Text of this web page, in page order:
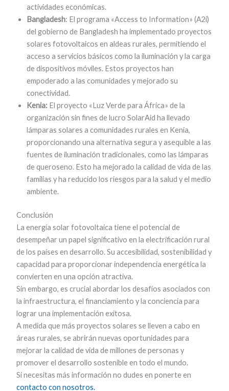
actividades económicas.
Bangladesh: El programa «Access to Information» (A2i)
del gobierno de Bangladesh ha implementado proyectos
solares fotovoltaicos en aldeas rurales, permitiendo el
acceso a servicios básicos como la iluminación y la carga
de dispositivos móviles. Estos proyectos han
empoderado a las comunidades y mejorado su
conectividad.
Kenia: El proyecto «Luz Verde para África» de la
organización sin fines de lucro SolarAid ha llevado
lámparas solares a comunidades rurales en Kenia,
proporcionando una alternativa segura y asequible a las
fuentes de iluminación tradicionales, como las lámparas
de queroseno. Esto ha mejorado la calidad de vida de las
familias y ha reducido los riesgos para la salud y el medio
ambiente.
Conclusión
La energía solar fotovoltaica tiene el potencial de
desempeñar un papel significativo en la electrificación rural
de los países en desarrollo. Su accesibilidad, sostenibilidad y
capacidad para proporcionar independencia energética la
convierten en una opción atractiva.
Sin embargo, es crucial abordar los desafíos asociados con
la infraestructura, el financiamiento y la conciencia para
lograr una implementación exitosa.
A medida que más proyectos solares se lleven a cabo en
áreas rurales, se abrirán nuevas oportunidades para
mejorar la calidad de vida de millones de personas y
promover el desarrollo sostenible en todo el mundo.
Si necesitas más información no dudes en ponerte en
contacto con nosotros.